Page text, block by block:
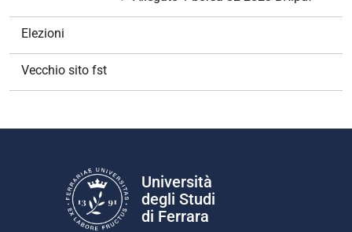
Elezioni
Vecchio sito fst
Università
degli Studi
di Ferrara